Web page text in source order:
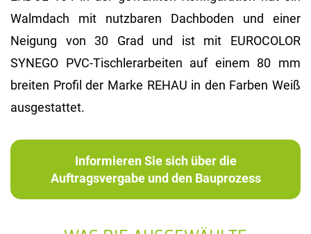
Walmdach mit nutzbaren Dachboden und einer
Neigung von 30 Grad und ist mit EUROCOLOR
SYNEGO PVC-Tischlerarbeiten auf einem 80 mm
breiten Profil der Marke REHAU in den Farben Weiß
ausgestattet.
Informieren Sie sich über die
Auftragsvergabe und den Bauprozess